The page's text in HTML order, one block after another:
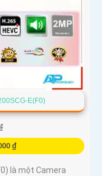
E(F0)
₫
là một Camera